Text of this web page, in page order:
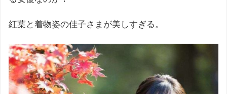
紅葉と着物姿の佳子さまが美しすぎる。